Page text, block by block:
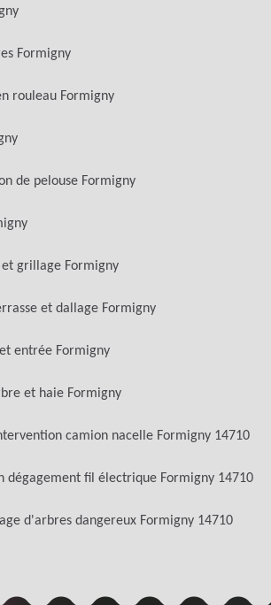
Formigny
rouleau Formigny
de pelouse Formigny
et grillage Formigny
et dallage Formigny
entrée Formigny
et haie Formigny
camion nacelle Formigny 14710
dégagement fil électrique Formigny 14710
d'arbres dangereux Formigny 14710